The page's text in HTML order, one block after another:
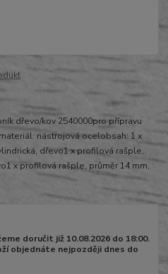
dřevo/kov 2540000pro přípravu
nástrojová ocelobsah: 1 x
dřevo1 x profilová rašple,
x profilová rašple, průměr 14 mm,
doručit již 10.08.2026 do 18:00.
objednáte nejpozději dnes do